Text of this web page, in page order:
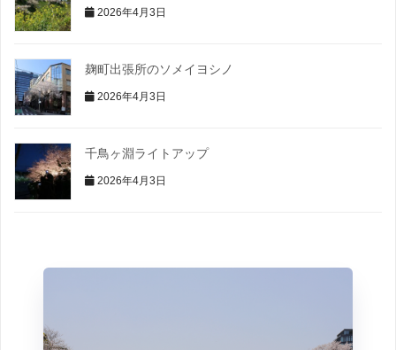
2026年4月3日
麹町出張所のソメイヨシノ
2026年4月3日
千鳥ヶ淵ライトアップ
2026年4月3日